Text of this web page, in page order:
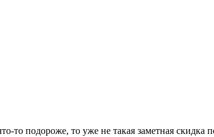
то подороже, то уже не такая заметная скидка